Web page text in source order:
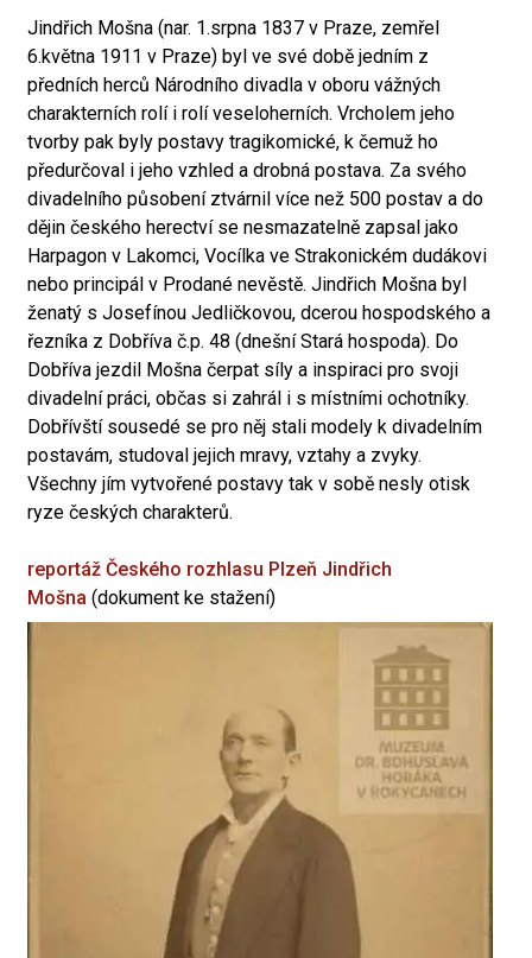
Jindřich Mošna (nar. 1.srpna 1837 v Praze, zemřel
6.května 1911 v Praze) byl ve své době jedním z
předních herců Národního divadla v oboru vážných
charakterních rolí i rolí veseloherních. Vrcholem jeho
tvorby pak byly postavy tragikomické, k čemuž ho
předurčoval i jeho vzhled a drobná postava. Za svého
divadelního působení ztvárnil více než 500 postav a do
dějin českého herectví se nesmazatelně zapsal jako
Harpagon v Lakomci, Vocílka ve Strakonickém dudákovi
nebo principál v Prodané nevěstě. Jindřich Mošna byl
ženatý s Josefínou Jedličkovou, dcerou hospodského a
řezníka z Dobříva č.p. 48 (dnešní Stará hospoda). Do
Dobříva jezdil Mošna čerpat síly a inspiraci pro svoji
divadelní práci, občas si zahrál i s místními ochotníky.
Dobřívští sousedé se pro něj stali modely k divadelním
postavám, studoval jejich mravy, vztahy a zvyky.
Všechny jím vytvořené postavy tak v sobě nesly otisk
ryze českých charakterů.
reportáž Českého rozhlasu Plzeň Jindřich
Mošna (dokument ke stažení)